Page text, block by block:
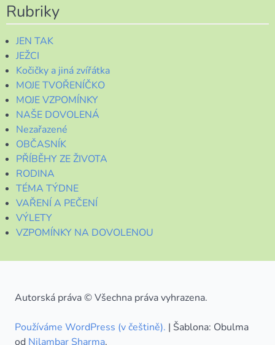
Rubriky
JEN TAK
JEŽCI
Kočičky a jiná zvířátka
MOJE TVOŘENÍČKO
MOJE VZPOMÍNKY
NAŠE DOVOLENÁ
Nezařazené
OBČASNÍK
PŘÍBĚHY ZE ŽIVOTA
RODINA
TÉMA TÝDNE
VAŘENÍ A PEČENÍ
VÝLETY
VZPOMÍNKY NA DOVOLENOU
Autorská práva © Všechna práva vyhrazena.
Používáme WordPress (v češtině). | Šablona: Obulma
od Nilambar Sharma.